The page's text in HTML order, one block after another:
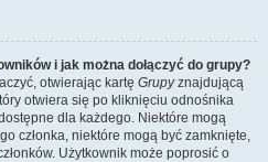
i jak można dołączyć do grupy?
otwierając kartę Grupyznajdującą
otwiera się po kliknięciu odnośnika
dla każdego. Niektóre mogą
członka, niektóre mogą być zamknięte,
Użytkownik może poprosić o